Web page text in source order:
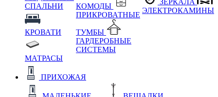
СПАЛЬНИ
КРОВАТИ
МАТРАСЫ
КОМОДЫ
ПРИКРОВАТНЫЕ
ТУМБЫ
ГАРДЕРОБНЫЕ
СИСТЕМЫ
ЗЕРКАЛА
ЭЛЕКТРОКАМИНЫ
ПРИХОЖАЯ